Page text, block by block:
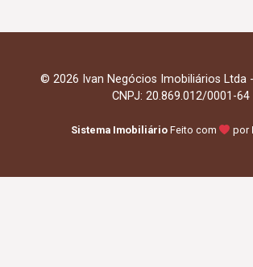
© 2026 Ivan Negócios Imobiliários Ltda -
CNPJ: 20.869.012/0001-64
Sistema Imobiliário Feito com por